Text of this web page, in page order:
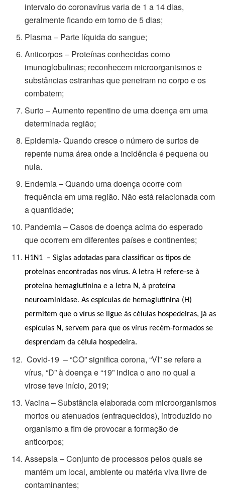
intervalo do coronavírus varia de 1 a 14 dias,
geralmente ficando em torno de 5 dias;
Plasma – Parte líquida do sangue;
Anticorpos – Proteínas conhecidas como
imunoglobulinas; reconhecem microorganismos e
substâncias estranhas que penetram no corpo e os
combatem;
Surto – Aumento repentino de uma doença em uma
determinada região;
Epidemia- Quando cresce o número de surtos de
repente numa área onde a incidência é pequena ou
nula.
Endemia – Quando uma doença ocorre com
frequência em uma região. Não está relacionada com
a quantidade;
Pandemia – Casos de doença acima do esperado
que ocorrem em diferentes países e continentes;
H1N1 – Siglas adotadas para classificar os tipos de
proteínas encontradas nos vírus. A letra H refere-se à
proteína hemaglutinina e a letra N, à proteína
neuroaminidase.As espículas de hemaglutinina (H)
permitem que o vírus se ligue às células hospedeiras, já as
espículas N, servem para que os vírus recém-formados se
desprendam da célula hospedeira.
Covid-19 – “CO” significa corona, “VI” se refere a
vírus, “D” à doença e “19” indica o ano no qual a
virose teve início, 2019;
Vacina – Substância elaborada com microorganismos
mortos ou atenuados (enfraquecidos), introduzido no
organismo a fim de provocar a formação de
anticorpos;
Assepsia – Conjunto de processos pelos quais se
mantém um local, ambiente ou matéria viva livre de
contaminantes;